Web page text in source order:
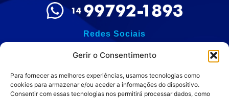
Gerir o Consentimento
Para fornecer as melhores experiências, usamos tecnologias como
cookies para armazenar e/ou aceder a informações do dispositivo.
Consentir com essas tecnologias nos permitirá processar dados, como
Redes Sociais
Política de Privacidade: